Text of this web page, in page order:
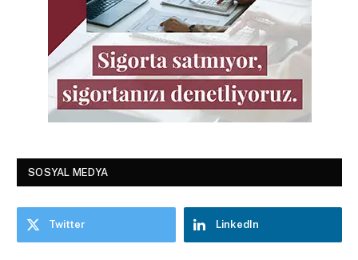
SOSYAL MEDYA
Twitter LinkedIn